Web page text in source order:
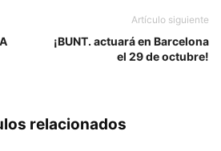
Artículo siguiente
¡BUNT. actuará en Barcelona
el 29 de octubre!
relacionados